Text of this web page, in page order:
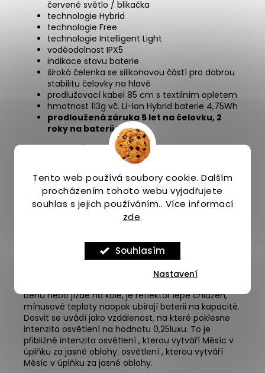
Tento web používá soubory cookie. Dalším
procházením tohoto webu vyjadřujete
souhlas s jejich používáním.. Více informací
zde.
Souhlasím
Nastavení
červené světlo / blikačka
technologie Hybrid
technologie Free
technologie Intelligent Light
voděodolnost IPX5
indikace stavu baterie
široká čelenka se silikonovou částí pro dobrou
stabilitu čelovky na hlavě
prodlužovací kabel 85 cm s textilním opletem
hmotnost 113g vč. Li-Ion Hybrid baterie 4,75Wh
prodloužená záruka 5 let na čelovku, 2
roky na baterii **
Obsah balení Trail Runner Free 2 Hybrid:
reflektor vč. čelenky, bateriový box, nabíjecí USB-C
textilním opletem
* Technické parametry čelovek Silva jsou
na 10% počáteční hodnoty změřené 30 vteřin po
zapnutí, nejedná se o čas úplného vybití, po té
přejde čelovka do rezervního módu. Výdrž baterie je
běhu nebo jízdě na kole, je reflektor lépe chlazen,
mínusové teploty naopak ubírají baterii na kapacitě.
Dosvit se uvádí jako vzdálenost, na které poklesne
intenzita osvětlení na hodnotu 0,25luxu. To je
přibližně intenzita osvětlení , kterou vytváří Měsíc v
úplňku za jasné oblohy. osvětlení , kterou vytváří
Měsíc v úplňku za jasné oblohy.